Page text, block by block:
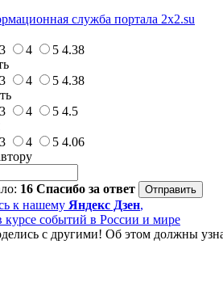
служба портала 2x2.su
3 4 5 4.38
3 4 5 4.38
3 4 5 4.5
3 4 5 4.06
16 Спасибо за ответ
к нашему Яндекс Дзен,
курсе событий в России и мире
с другими! Об этом должны